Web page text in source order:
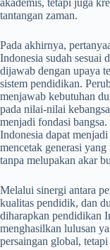
tantangan zaman.
Pada akhirnya,
Indonesia sudah sesuai
dijawab dengan upaya
sistem pendidikan.
menjawab kebutuhan
pada nilai-nilai
menjadi fondasi
Indonesia dapat
mencetak generasi
tanpa melupakan akar
Melalui sinergi antara
kualitas pendidik, dan
diharapkan pendidikan
menghasilkan lulusan
persaingan global,